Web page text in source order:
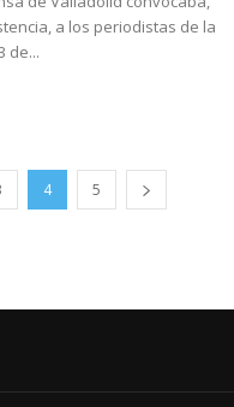
a los periodistas de la
de...
4 5